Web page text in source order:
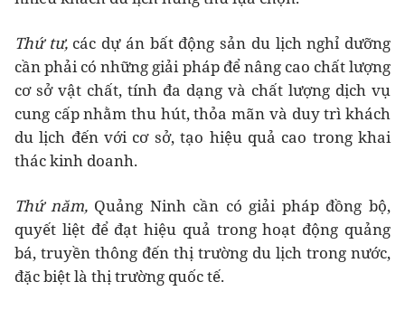
Thứ tư,các dự án bất động sản du lịch nghỉ dưỡng
cần phải có những giải pháp để nâng cao chất lượng
cơ sở vật chất, tính đa dạng và chất lượng dịch vụ
cung cấp nhằm thu hút, thỏa mãn và duy trì khách
du lịch đến với cơ sở, tạo hiệu quả cao trong khai
thác kinh doanh.
Thứ năm, Quảng Ninh cần có giải pháp đồng bộ,
quyết liệt để đạt hiệu quả trong hoạt động quảng
bá, truyền thông đến thị trường du lịch trong nước,
đặc biệt là thị trường quốc tế.